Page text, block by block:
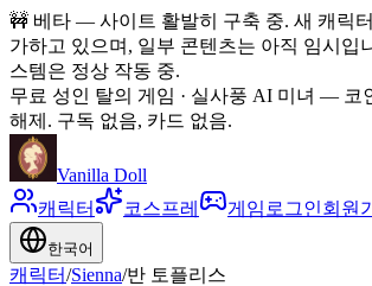
🚧 베타 — 사이트 활발히 구축 중. 새 캐릭
가하고 있으며, 일부 콘텐츠는 아직 임시입
스템은 정상 작동 중.
무료 성인 탈의 게임 · 실사풍 AI 미녀 — 코
해제. 구독 없음, 카드 없음.
Vanilla Doll
캐릭터
코스프레 게임 로그인회원
한국어
캐릭터/Sienna/반 토플리스